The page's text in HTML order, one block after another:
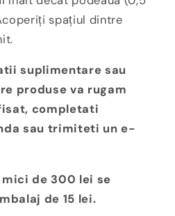
spațiul dintre
suplimentare sau
produse va rugam
completati
sau trimiteti un e-
de 300 lei se
de 15 lei.